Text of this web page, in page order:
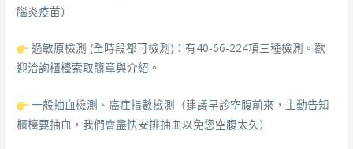
腦炎疫苗）
過敏原檢測 (全時段都可檢測)：有40-66-224項三種檢測。歡
迎洽詢櫃檯索取簡章與介紹。
一般抽血檢測、癌症指數檢測（建議早診空腹前來，主動告知
櫃檯要抽血，我們會盡快安排抽血以免您空腹太久）